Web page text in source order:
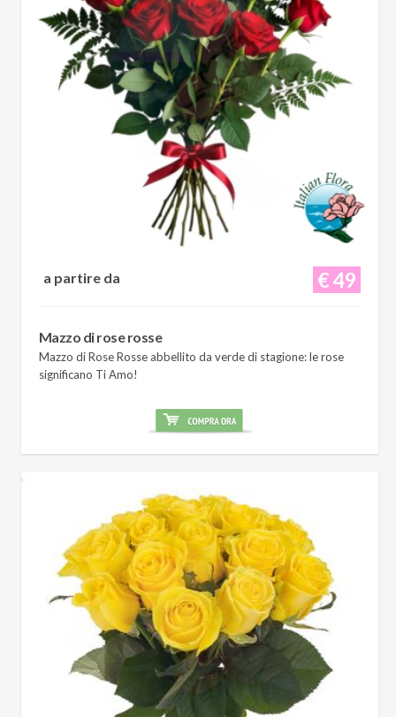
€ 49
a partire da
Mazzo di rose rosse
Mazzo di Rose Rosse abbellito da verde di stagione: le rose
significano Ti Amo!